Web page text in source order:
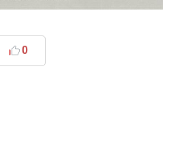
0